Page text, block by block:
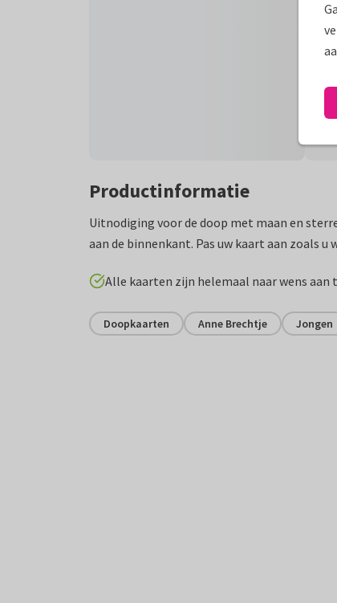
Productinformatie
Uitnodiging voor de doop met maan en
aan de binnenkant. Pas uw kaart aan zoals u
Alle kaarten zijn helemaal naar wens aan
Doopkaarten Anne Brechtje Jongen